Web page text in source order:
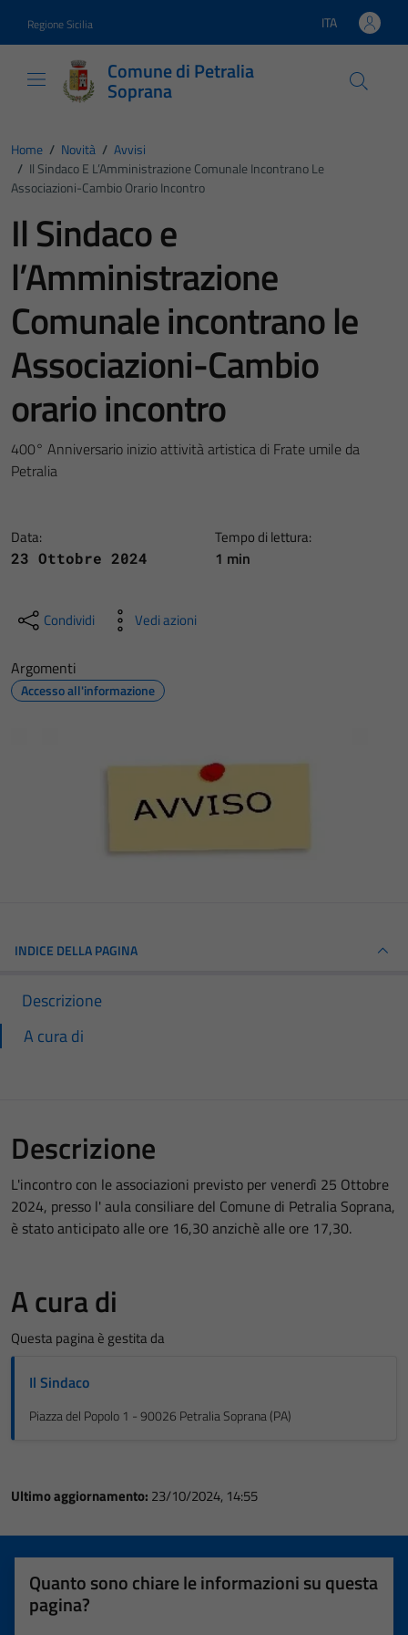
Regione Sicilia Lingua attiva:
ITA
Comune di Petralia
Soprana
Home / Novità / Avvisi
/ Il Sindaco E L’Amministrazione Comunale Incontrano Le
Associazioni-Cambio Orario Incontro
Il Sindaco e
l’Amministrazione
Comunale incontrano le
Associazioni-Cambio
orario incontro
400° Anniversario inizio attività artistica di Frate umile da
Petralia
Data:
23 Ottobre 2024
Tempo di lettura:
1 min
Condividi Vedi azioni
Argomenti
Accesso all'informazione
INDICE DELLA PAGINA
Descrizione
A cura di
Descrizione
L'incontro con le associazioni previsto per venerdì 25 Ottobre
2024, presso l' aula consiliare del Comune di Petralia Soprana,
è stato anticipato alle ore 16,30 anzichè alle ore 17,30.
A cura di
Questa pagina è gestita da
Il Sindaco
Piazza del Popolo 1 - 90026 Petralia Soprana (PA)
Ultimo aggiornamento: 23/10/2024, 14:55
Quanto sono chiare le informazioni su questa
pagina?